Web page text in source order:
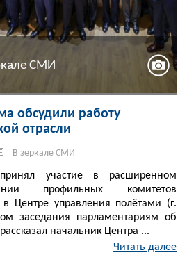
СМИ
обсудили работу
отрасли
В зеркале СМИ
участие в расширенном
профильных комитетов
в Центре управления полётами (г.
заседания парламентариям об
начальник Центра ...
Читать далее